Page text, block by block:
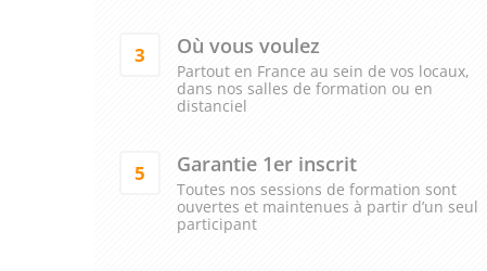
3 Où vous voulez
Partout en France au sein de vos locaux,
dans nos salles de formation ou en
distanciel
5 Garantie 1er inscrit
Toutes nos sessions de formation sont
ouvertes et maintenues à partir d’un seul
participant